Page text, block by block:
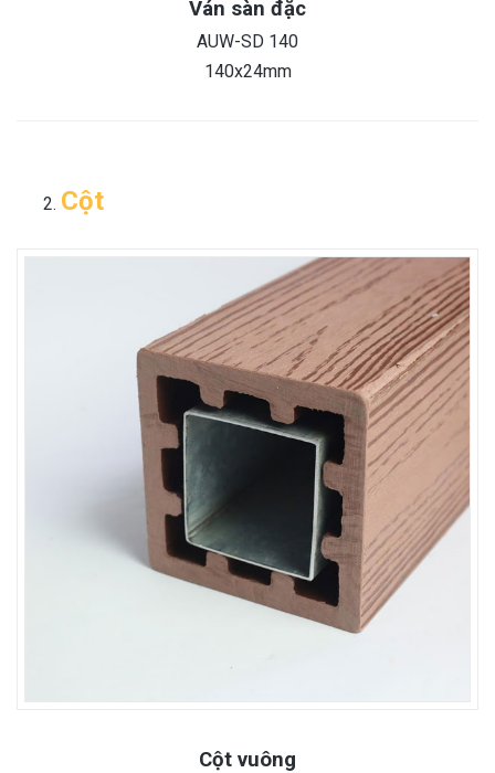
Ván sàn đặc
AUW-SD 140
140x24mm
Cột
Cột vuông